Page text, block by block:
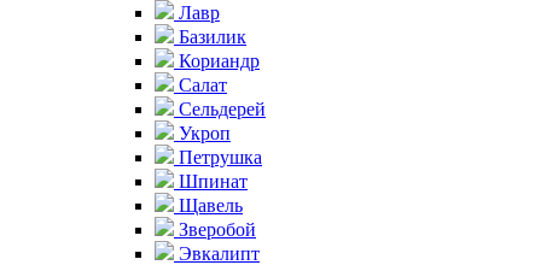
Лавр
Базилик
Кориандр
Салат
Сельдерей
Укроп
Петрушка
Шпинат
Щавель
Зверобой
Эвкалипт